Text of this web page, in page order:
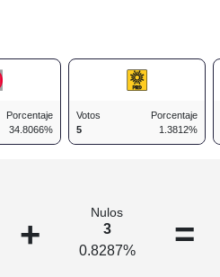
Porcentaje
34.8066%
Votos
5
Porcentaje
1.3812%
+
Nulos
3
0.8287%
=